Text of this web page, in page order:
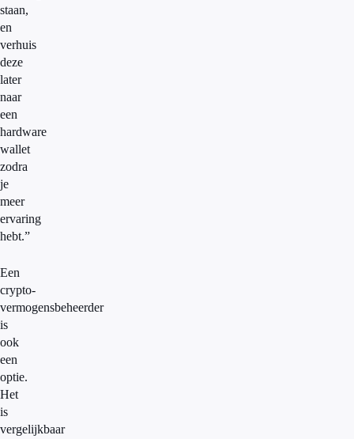
staan,
en
verhuis
deze
later
naar
een
hardware
wallet
zodra
je
meer
ervaring
hebt.”
Een
crypto-
vermogensbeheerder
is
ook
een
optie.
Het
is
vergelijkbaar